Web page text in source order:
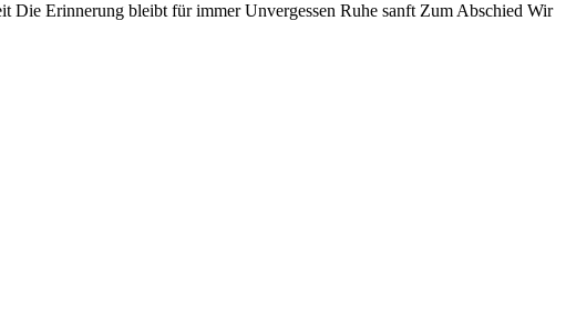
Die Erinnerung bleibt für immer Unvergessen Ruhe sanft Zum Abschied Wir